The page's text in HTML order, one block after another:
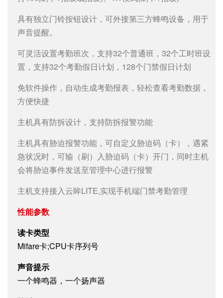
具有独立门铃按钮设计，可外接第三方蜂鸣设备，用于
声音提醒。
可灵活设置考勤班次，支持32个普通班，32个工时班设
置，支持32个考勤假日计划，128个门禁假日计划
免软件操作，自动生成考勤报表，轻松查看考勤数据，
方便快捷
主机具有防拆设计，支持防拆报警功能
主机具有胁迫报警功能，可自定义胁迫码（卡），遇紧
急状况时，可输（刷）入胁迫码（卡）开门，同时主机
会将胁迫事件发送至管理中心进行报警
主机支持接入云眸LITE,实现手机端门禁考勤管理
性能参数
读卡类型
Mifare卡;CPU卡序列号
声音提示
一个蜂鸣器，一个扬声器